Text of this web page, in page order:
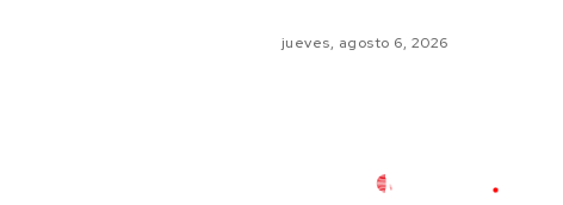
jueves, agosto 6, 2026